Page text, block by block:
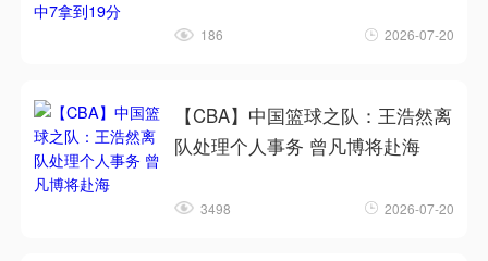
186 2026-07-20
【CBA】中国篮球之队：王浩然离
队处理个人事务 曾凡博将赴海
3498 2026-07-20